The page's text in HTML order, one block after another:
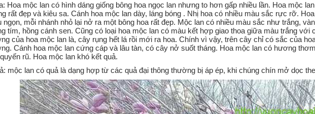
Hoa mộc lan có hình dáng giống bông hoa ngọc lan nhưng to hơn gấp nhiều lần. Hoa mộc
rất đẹp và kiêu sa. Cánh hoa mộc lan dày, láng bóng . Nhị hoa có nhiều màu sắc rực rỡ.
ngọn, mỗi nhánh nhỏ lại nở ra một bông hoa rất đẹp. Mộc lan có nhiều màu sắc như trắng,
tím, hồng cánh sen. Cũng có loại hoa mộc lan có màu kết hợp giao thoa giữa màu trắng với
của hoa mộc lan là, cây rụng hết lá rồi mới ra hoa. Chính vì vậy, trên cây chỉ có sắc của
Cánh hoa mộc lan cứng cáp và lâu tàn, có cây nở suốt tháng. Hoa mộc lan có hương
rũ. Hoa mộc lan khó kết quả.
mộc lan có quả là dạng hợp từ các quả đại thông thường bị áp ép, khi chúng chín mở dọc